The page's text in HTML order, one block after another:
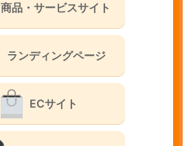
商品・サービスサイト
ランディングページ
ECサイト